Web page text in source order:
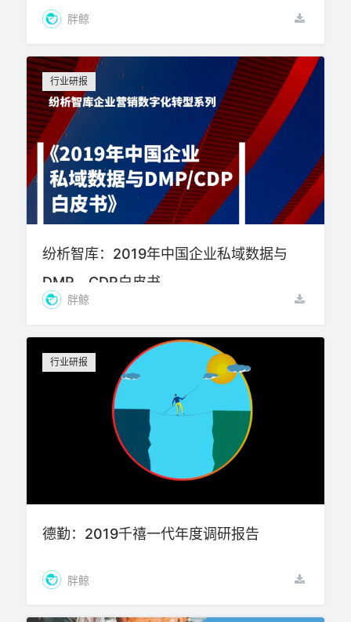
胖鲸
行业研报
纷析智库：2019年中国企业私域数据与
DMP、CDP白皮书
胖鲸
行业研报
德勤：2019千禧一代年度调研报告
胖鲸